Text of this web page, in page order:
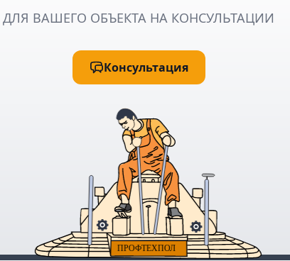
ДЛЯ ВАШЕГО ОБЪЕКТА НА КОНСУЛЬТАЦИИ
Консультация